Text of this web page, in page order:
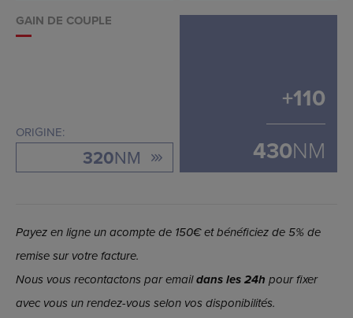
GAIN DE COUPLE
ORIGINE:
320NM
+110
430NM
Payez en ligne un acompte de 150€ et bénéficiez de 5% de
remise sur votre facture.
Nous vous recontactons par emaildans les 24h pour fixer
avec vous un rendez-vous selon vos disponibilités.